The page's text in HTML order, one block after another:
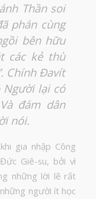
Thần soi
phán cùng
bên hữu
các kẻ thù
Chính Ðavít
Người lại có
đám dân
nói.
gia nhập Công
Giê-su, bởi vì
những lời lẽ rất
người ít học